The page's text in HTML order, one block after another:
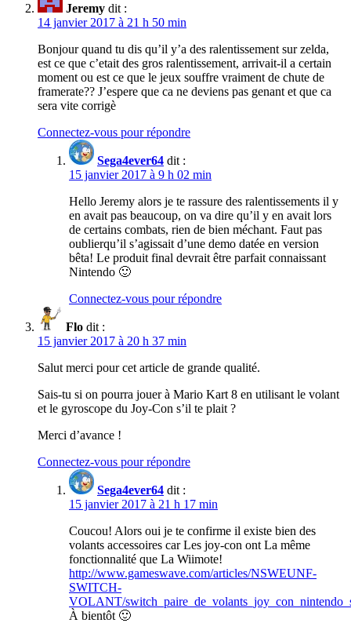
Jeremy dit :
14 janvier 2017 à 21 h 50 min
Bonjour quand tu dis qu’il y’a des ralentissement sur zelda,
est ce que c’etait des gros ralentissement, arrivait-il a certain
moment ou est ce que le jeux souffre vraiment de chute de
framerate?? J’espere que ca ne deviens pas genant et que ca
sera vite corrigè
Connectez-vous pour répondre
Sega4ever64 dit :
15 janvier 2017 à 9 h 02 min
Hello Jeremy alors je te rassure des ralentissements il y
en avait pas beaucoup, on va dire qu’il y en avait lors
de certains combats, rien de bien méchant. Faut pas
oublierqu’il s’agissait d’une demo datée en version
bêta! Le produit final devrait être parfait connaissant
Nintendo 🙂
Connectez-vous pour répondre
Flo dit :
15 janvier 2017 à 20 h 37 min
Salut merci pour cet article de grande qualité.
Sais-tu si on pourra jouer à Mario Kart 8 en utilisant le volant
et le gyroscope du Joy-Con s’il te plait ?
Merci d’avance !
Connectez-vous pour répondre
Sega4ever64 dit :
15 janvier 2017 à 21 h 17 min
Coucou! Alors oui je te confirme il existe bien des
volants accessoires car Les joy-con ont La même
fonctionnalité que La Wiimote!
http://www.gameswave.com/articles/NSWEUNF-
SWITCH-
VOLANT/
À bientôt 🙂